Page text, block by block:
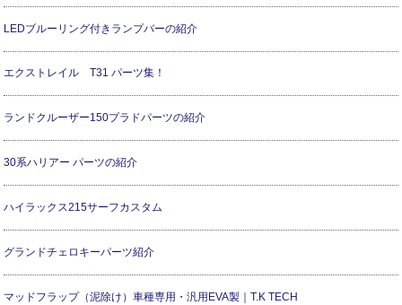
LEDブルーリング付きランプバーの紹介
エクストレイル T31 パーツ集！
ランドクルーザー150プラドパーツの紹介
30系ハリアー パーツの紹介
ハイラックス215サーフカスタム
グランドチェロキーパーツ紹介
マッドフラップ（泥除け）車種専用・汎用EVA製｜T.K TECH